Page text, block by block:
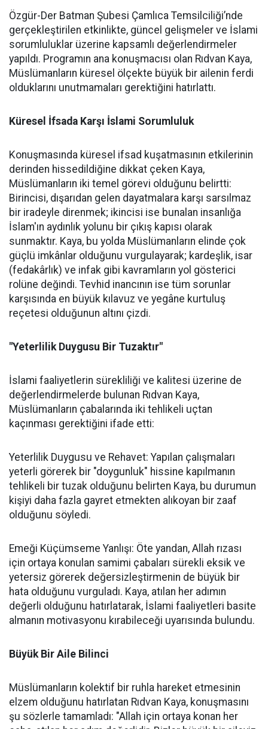
Özgür-Der Batman Şubesi Çamlıca Temsilciliği’nde
gerçekleştirilen etkinlikte, güncel gelişmeler ve İslami
sorumluluklar üzerine kapsamlı değerlendirmeler
yapıldı. Programın ana konuşmacısı olan Rıdvan Kaya,
Müslümanların küresel ölçekte büyük bir ailenin ferdi
olduklarını unutmamaları gerektiğini hatırlattı.
Küresel İfsada Karşı İslami Sorumluluk
Konuşmasında küresel ifsad kuşatmasının etkilerinin
derinden hissedildiğine dikkat çeken Kaya,
Müslümanların iki temel görevi olduğunu belirtti:
Birincisi, dışarıdan gelen dayatmalara karşı sarsılmaz
bir iradeyle direnmek; ikincisi ise bunalan insanlığa
İslam'ın aydınlık yolunu bir çıkış kapısı olarak
sunmaktır. Kaya, bu yolda Müslümanların elinde çok
güçlü imkânlar olduğunu vurgulayarak; kardeşlik, isar
(fedakârlık) ve infak gibi kavramların yol gösterici
rolüne değindi. Tevhid inancının ise tüm sorunlar
karşısında en büyük kılavuz ve yegâne kurtuluş
reçetesi olduğunun altını çizdi.
"Yeterlilik Duygusu Bir Tuzaktır"
İslami faaliyetlerin sürekliliği ve kalitesi üzerine de
değerlendirmelerde bulunan Rıdvan Kaya,
Müslümanların çabalarında iki tehlikeli uçtan
kaçınması gerektiğini ifade etti:
Yeterlilik Duygusu ve Rehavet: Yapılan çalışmaları
yeterli görerek bir "doygunluk" hissine kapılmanın
tehlikeli bir tuzak olduğunu belirten Kaya, bu durumun
kişiyi daha fazla gayret etmekten alıkoyan bir zaaf
olduğunu söyledi.
Emeği Küçümseme Yanlışı: Öte yandan, Allah rızası
için ortaya konulan samimi çabaları sürekli eksik ve
yetersiz görerek değersizleştirmenin de büyük bir
hata olduğunu vurguladı. Kaya, atılan her adımın
değerli olduğunu hatırlatarak, İslami faaliyetleri basite
almanın motivasyonu kırabileceği uyarısında bulundu.
Büyük Bir Aile Bilinci
Müslümanların kolektif bir ruhla hareket etmesinin
elzem olduğunu hatırlatan Rıdvan Kaya, konuşmasını
şu sözlerle tamamladı: "Allah için ortaya konan her